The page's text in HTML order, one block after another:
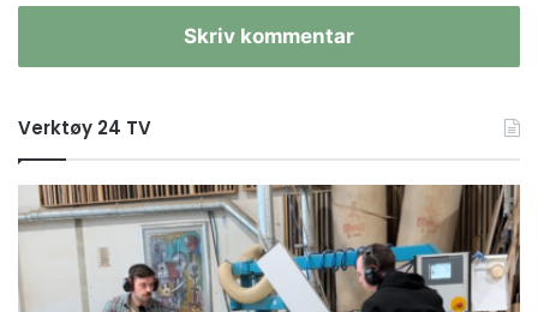
Skriv kommentar
Verktøy 24 TV